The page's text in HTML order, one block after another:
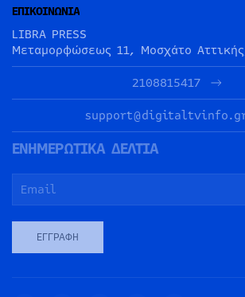
ΕΠΙΚΟΙΝΩΝΙΑ
LIBRA PRESS
Μεταμορφώσεως 11, Μοσχάτο
2108815417
ΕΝΗΜΕΡΩΤΙΚΑ ΔΕΛΤΙΑ
ΕΓΓΡΑΦΉ